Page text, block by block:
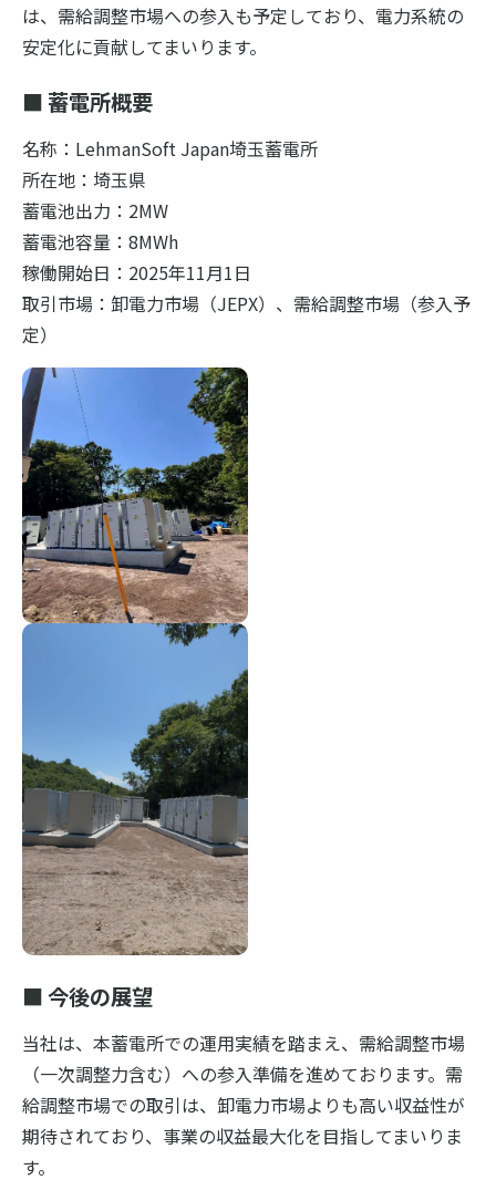
は、需給調整市場への参入も予定しており、電力系統の
安定化に貢献してまいります。
■ 蓄電所概要
名称：LehmanSoft Japan埼玉蓄電所
所在地：埼玉県
蓄電池出力：2MW
蓄電池容量：8MWh
稼働開始日：2025年11月1日
取引市場：卸電力市場（JEPX）、需給調整市場（参入予
定）
■ 今後の展望
当社は、本蓄電所での運用実績を踏まえ、需給調整市場
（一次調整力含む）への参入準備を進めております。需
給調整市場での取引は、卸電力市場よりも高い収益性が
期待されており、事業の収益最大化を目指してまいりま
す。